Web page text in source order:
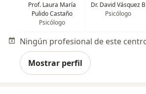
Prof. Laura María
Pulido Castaño
Psicólogo
Dr. David Vásquez B
Psicólogo
Mostrar perfil